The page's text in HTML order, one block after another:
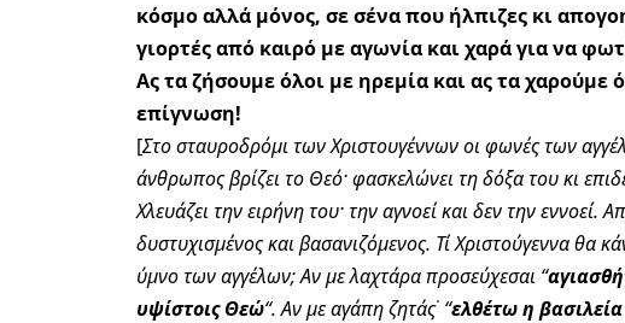
κόσμο αλλά μόνος, σε σένα που ήλπιζες κι
γιορτές από καιρό με αγωνία και χαρά για να
Ας τα ζήσουμε όλοι με ηρεμία και ας τα
επίγνωση!
[Στο σταυροδρόμι των Χριστουγέννων οι φωνές των
άνθρωπος βρίζει το Θεό· φασκελώνει τη δόξα του κι
Χλευάζει την ειρήνη του· την αγνοεί και δεν την εννοεί.
δυστυχισμένος και βασανιζόμενος. Τί Χριστούγεννα θα
ύμνο των αγγέλων; Αν με λαχτάρα προσεύχεσαι “
υψίστοις Θεώ“. Αν με αγάπη ζητάς·“ελθέτω η